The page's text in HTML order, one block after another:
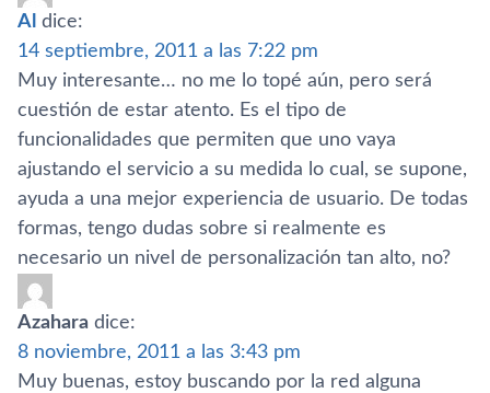
Al dice:
14 septiembre, 2011 a las 7:22 pm
Muy interesante… no me lo topé aún, pero será
cuestión de estar atento. Es el tipo de
funcionalidades que permiten que uno vaya
ajustando el servicio a su medida lo cual, se supone,
ayuda a una mejor experiencia de usuario. De todas
formas, tengo dudas sobre si realmente es
necesario un nivel de personalización tan alto, no?
Azahara dice:
8 noviembre, 2011 a las 3:43 pm
Muy buenas, estoy buscando por la red alguna